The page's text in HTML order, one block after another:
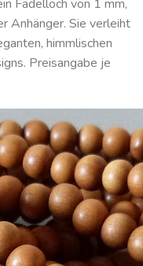
Fädelloch von 1 mm,
Anhänger. Sie verleiht
himmlischen
Preisangabe je